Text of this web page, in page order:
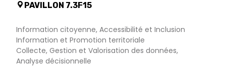
PAVILLON 7.3F15
Information citoyenne, Accessibilité et Inclusion
Information et Promotion territoriale
Collecte, Gestion et Valorisation des données,
Analyse décisionnelle